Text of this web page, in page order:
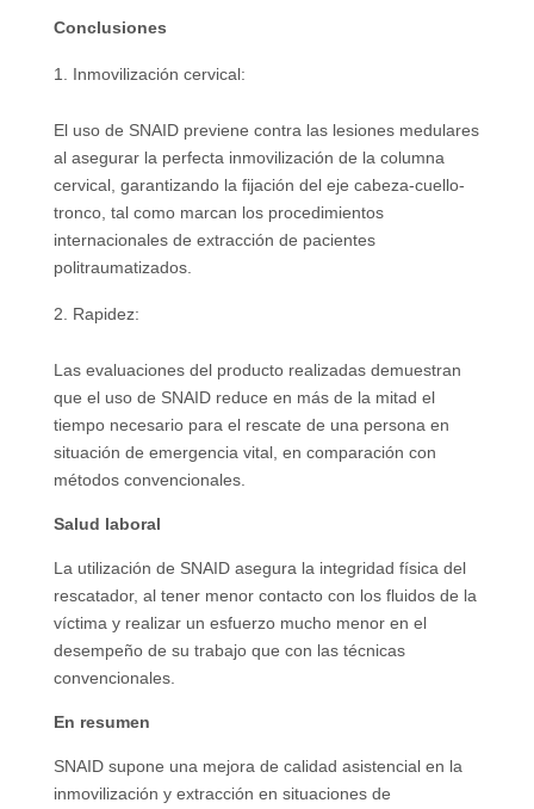
Conclusiones
Inmovilización cervical:
El uso de SNAID previene contra las lesiones medulares
al asegurar la perfecta inmovilización de la columna
cervical, garantizando la fijación del eje cabeza-cuello-
tronco, tal como marcan los procedimientos
internacionales de extracción de pacientes
politraumatizados.
Rapidez:
Las evaluaciones del producto realizadas demuestran
que el uso de SNAID reduce en más de la mitad el
tiempo necesario para el rescate de una persona en
situación de emergencia vital, en comparación con
métodos convencionales.
Salud laboral
La utilización de SNAID asegura la integridad física del
rescatador, al tener menor contacto con los fluidos de la
víctima y realizar un esfuerzo mucho menor en el
desempeño de su trabajo que con las técnicas
convencionales.
En resumen
SNAID supone una mejora de calidad asistencial en la
inmovilización y extracción en situaciones de